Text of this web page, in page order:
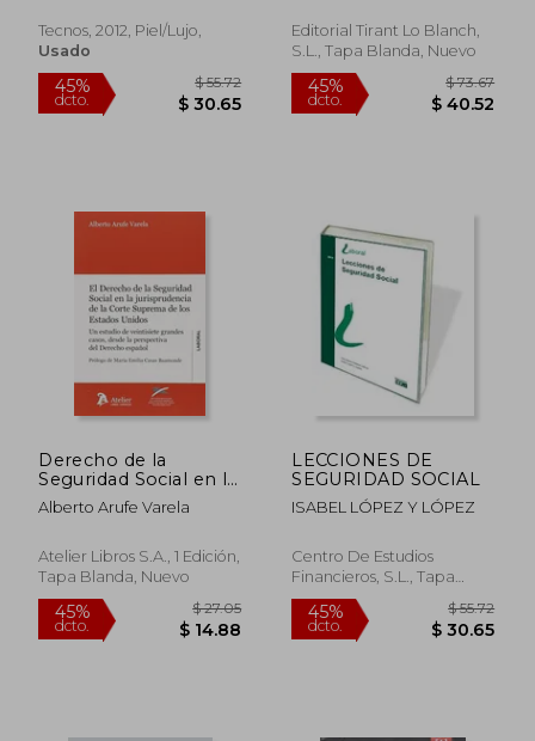
Tecnos, 2012, Piel/lujo,
Usado
45%
dcto.
Editorial Tirant Lo Blanch,
S.L., Tapa Blanda, Nuevo
45%
dcto.
Derecho de la
Seguridad Social en la
jurisprudencia de la
Corte Suprema de los
estudio de veintisiete
grandes casos, desde
Derecho español.
(Atelier Laboral)
Alberto Arufe Varela
Atelier Libros S.A., 1 Edición,
Tapa Blanda, Nuevo
LECCIONES DE
SEGURIDAD SOCIAL
ISABEL LÓPEZ Y LÓPEZ
Centro De Estudios
Financieros, S.L., Tapa
Blanda,Usado